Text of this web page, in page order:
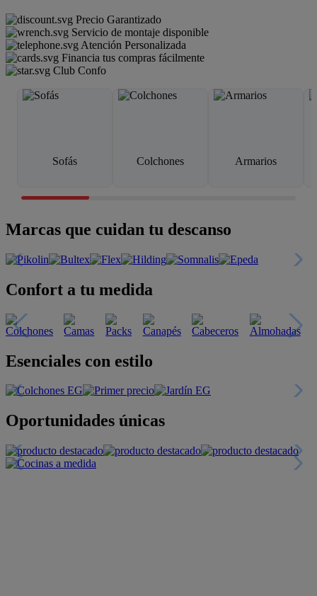
Precio Garantizado
Servicio de montaje disponible
Atención Personalizada
Financia tus compras fácilmente
Club Confo
Sofás Colchones Armarios
Marcas que cuidan tu descanso
Confort a tu medida
Esenciales con estilo
Oportunidades únicas